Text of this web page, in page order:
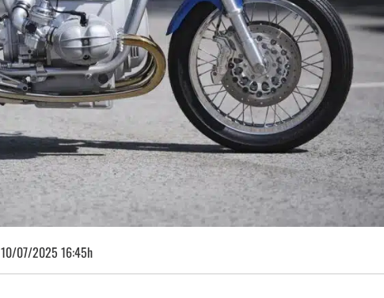
10/07/2025 16:45h